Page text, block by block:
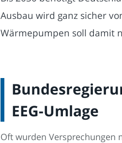
Ausbau wird ganz sicher
Wärmepumpen soll damit
EEG-Umlage
Oft wurden Versprechungen